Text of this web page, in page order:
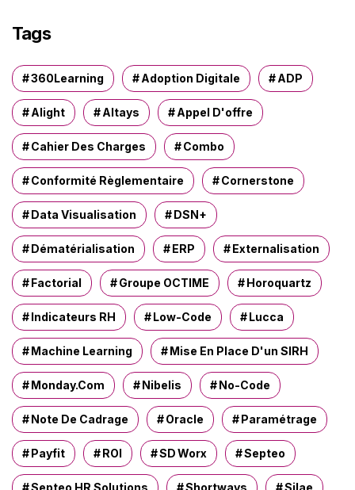
r
c
e
Tags
360Learning Adoption Digitale ADP
Alight Altays Appel D'offre
Cahier Des Charges Combo
Conformité Règlementaire Cornerstone
Data Visualisation DSN+
Dématérialisation ERP Externalisation
Factorial Groupe OCTIME Horoquartz
Indicateurs RH Low-Code Lucca
Machine Learning Mise En Place D'un SIRH
Monday.com Nibelis No-Code
Note De Cadrage Oracle Paramétrage
Payfit ROI SD Worx Septeo